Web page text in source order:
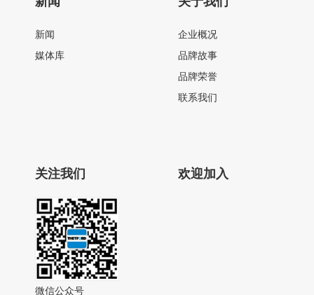
新闻
媒体库
企业概况
品牌故事
品牌荣誉
联系我们
关注我们
微信公众号
欢迎加入